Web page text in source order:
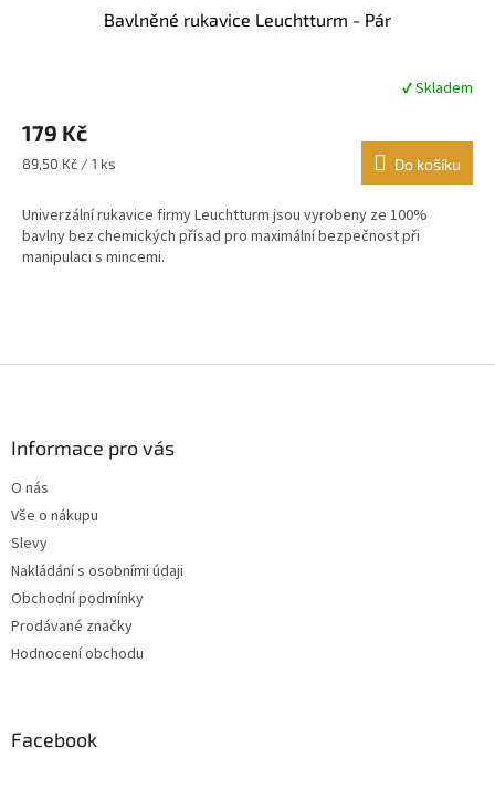
Bavlněné rukavice Leuchtturm - Pár
produktu
je
4,7
5
hvězdiček.
✔ Skladem
179 Kč
Měrná
89,50 Kč / 1 ks Do košíku
Univerzální rukavice firmy Leuchtturm jsou vyrobeny ze 100%
bavlny bez chemických přísad pro maximální bezpečnost při
manipulaci s mincemi.
Informace pro vás
O nás
Vše o nákupu
Slevy
Nakládání s osobními údaji
Obchodní podmínky
Prodávané značky
Hodnocení obchodu
Facebook